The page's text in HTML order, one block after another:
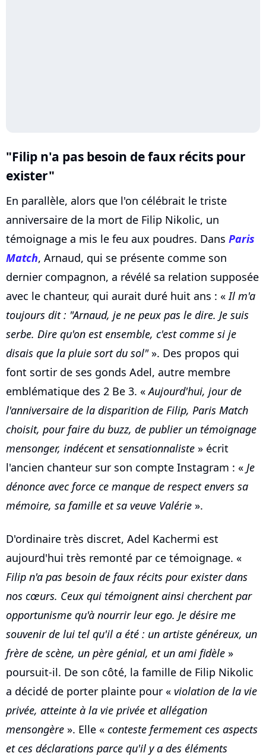
"Filip n'a pas besoin de faux récits pour
exister"
En parallèle, alors que l'on célébrait le triste
anniversaire de la mort de Filip Nikolic, un
témoignage a mis le feu aux poudres. Dans Paris
Match, Arnaud, qui se présente comme son
dernier compagnon, a révélé sa relation supposée
avec le chanteur, qui aurait duré huit ans : «Il m'a
toujours dit : "Arnaud, je ne peux pas le dire. Je suis
serbe. Dire qu'on est ensemble, c'est comme si je
disais que la pluie sort du sol"». Des propos qui
font sortir de ses gonds Adel, autre membre
emblématique des 2 Be 3. «Aujourd'hui, jour de
l'anniversaire de la disparition de Filip, Paris Match
choisit, pour faire du buzz, de publier un témoignage
mensonger, indécent et sensationnaliste » écrit
l'ancien chanteur sur son compte Instagram : « Je
dénonce avec force ce manque de respect envers sa
mémoire, sa famille et sa veuve Valérie ».
D'ordinaire très discret, Adel Kachermi est
aujourd'hui très remonté par ce témoignage. «
Filip n'a pas besoin de faux récits pour exister dans
nos cœurs. Ceux qui témoignent ainsi cherchent par
opportunisme qu'à nourrir leur ego. Je désire me
souvenir de lui tel qu'il a été : un artiste généreux, un
frère de scène, un père génial, et un ami fidèle »
poursuit-il. De son côté, la famille de Filip Nikolic
a décidé de porter plainte pour « violation de la vie
privée, atteinte à la vie privée et allégation
mensongère ». Elle « conteste fermement ces aspects
et ces déclarations parce qu'il y a des éléments